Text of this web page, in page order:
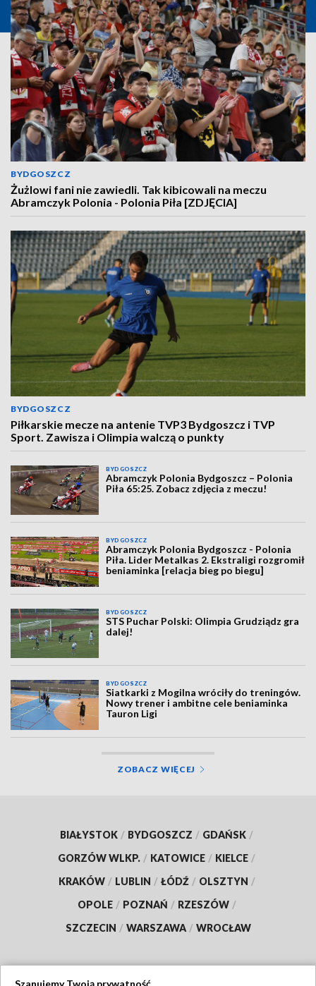
BYDGOSZCZ
Żużlowi fani nie zawiedli. Tak kibicowali na meczu
Abramczyk Polonia - Polonia Piła [ZDJĘCIA]
BYDGOSZCZ
Piłkarskie mecze na antenie TVP3 Bydgoszcz i TVP
Sport. Zawisza i Olimpia walczą o punkty
BYDGOSZCZ
Abramczyk Polonia Bydgoszcz – Polonia
Piła 65:25. Zobacz zdjęcia z meczu!
BYDGOSZCZ
Abramczyk Polonia Bydgoszcz - Polonia
Piła. Lider Metalkas 2. Ekstraligi rozgromił
beniaminka [relacja bieg po biegu]
BYDGOSZCZ
STS Puchar Polski: Olimpia Grudziądz gra
dalej!
BYDGOSZCZ
Siatkarki z Mogilna wróciły do treningów.
Nowy trener i ambitne cele beniaminka
Tauron Ligi
ZOBACZ WIĘCEJ
BIAŁYSTOK / BYDGOSZCZ / GDAŃSK /
GORZÓW WLKP. / KATOWICE / KIELCE /
KRAKÓW / LUBLIN / ŁÓDŹ / OLSZTYN /
OPOLE / POZNAŃ / RZESZÓW /
SZCZECIN / WARSZAWA / WROCŁAW
Szanujemy Twoją prywatność